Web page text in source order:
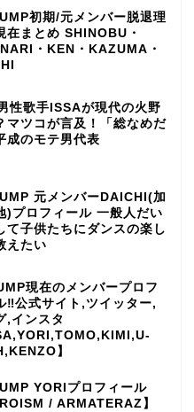
初期/元メンバー脱退理
在まとめ SHINOBU・
・KEN・KAZUMA・
性歌手ISSAが現代の火野
マツコが言及！「総なめだ
成のモテ男代表
元メンバーDAICHI(加
)プロフィール 一般人だい
て子供たちにダンスの楽し
えたい
現在のメンバープロフ
‼公式サイト,ツイッター,
,インスタ
】
YORIプロフィール
/ ARMATERAZ】